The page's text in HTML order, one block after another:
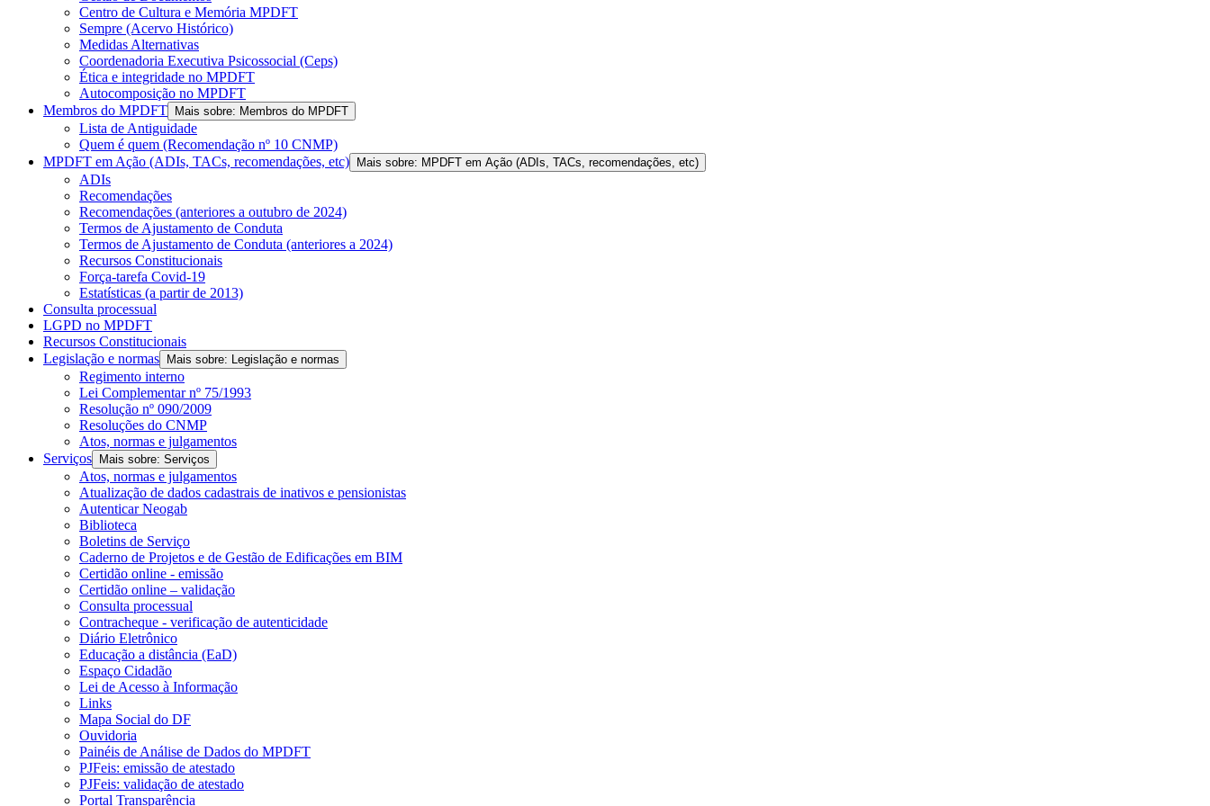
Centro de Cultura e Memória MPDFT
Sempre (Acervo Histórico)
Medidas Alternativas
Coordenadoria Executiva Psicossocial (Ceps)
Ética e integridade no MPDFT
Autocomposição no MPDFT
Membros do MPDFT
Mais sobre: Membros do MPDFT
Lista de Antiguidade
Quem é quem (Recomendação nº 10 CNMP)
MPDFT em Ação (ADIs, TACs, recomendações, etc)
Mais sobre: MPDFT em Ação (ADIs, TACs, recomendações, etc)
ADIs
Recomendações
Recomendações (anteriores a outubro de 2024)
Termos de Ajustamento de Conduta
Termos de Ajustamento de Conduta (anteriores a 2024)
Recursos Constitucionais
Força-tarefa Covid-19
Estatísticas (a partir de 2013)
Consulta processual
LGPD no MPDFT
Recursos Constitucionais
Legislação e normas
Mais sobre: Legislação e normas
Regimento interno
Lei Complementar nº 75/1993
Resolução nº 090/2009
Resoluções do CNMP
Atos, normas e julgamentos
Serviços
Mais sobre: Serviços
Atos, normas e julgamentos
Atualização de dados cadastrais de inativos e pensionistas
Autenticar Neogab
Biblioteca
Boletins de Serviço
Caderno de Projetos e de Gestão de Edificações em BIM
Certidão online - emissão
Certidão online – validação
Consulta processual
Contracheque - verificação de autenticidade
Diário Eletrônico
Educação a distância (EaD)
Espaço Cidadão
Lei de Acesso à Informação
Links
Mapa Social do DF
Ouvidoria
Painéis de Análise de Dados do MPDFT
PJFeis: emissão de atestado
PJFeis: validação de atestado
Portal Transparência